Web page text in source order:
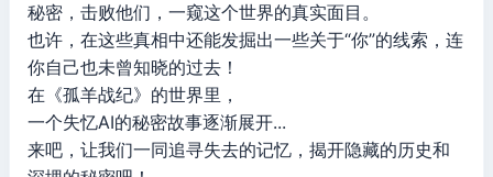
秘密，击败他们，一窥这个世界的真实面目。
也许，在这些真相中还能发掘出一些关于“你”的线索，连
你自己也未曾知晓的过去！
在《孤羊战纪》的世界里，
一个失忆AI的秘密故事逐渐展开...
来吧，让我们一同追寻失去的记忆，揭开隐藏的历史和